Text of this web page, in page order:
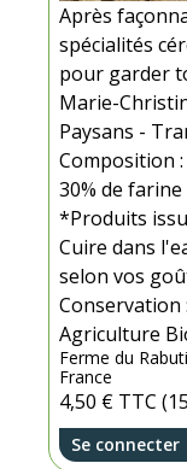
Après
spécialités
pour garder
Marie-
Paysans -
Composition
30% de farine
*Produits
Cuire dans
selon vos
Conservation
Agriculture
Ferme du
France
4,50 € TTC
Se connecter